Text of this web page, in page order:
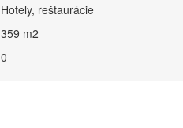
Hotely, reštaurácie
359 m2
0